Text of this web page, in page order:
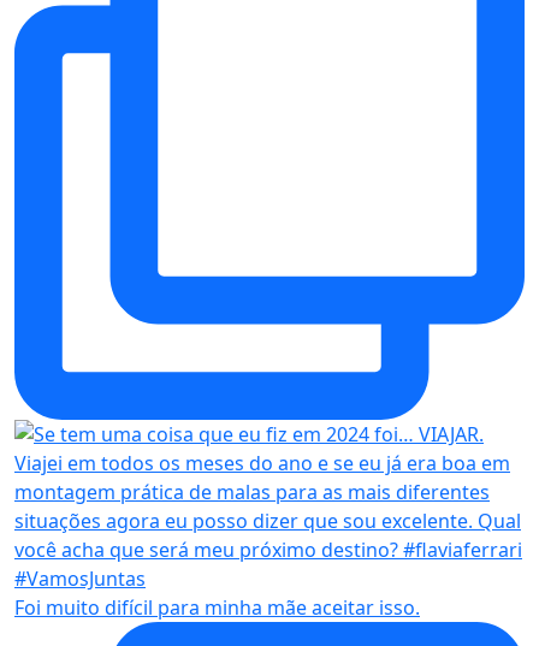
Foi muito difícil para minha mãe aceitar isso.